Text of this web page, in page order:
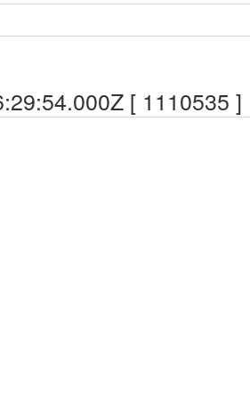
[ 1110535 ]